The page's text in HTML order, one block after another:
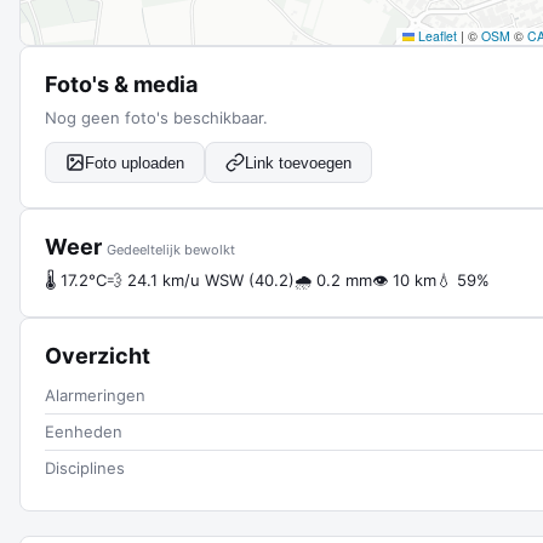
Leaflet | © OSM ©
Foto's & media
Nog geen foto's beschikbaar.
Foto uploaden Link toevoegen
Weer Gedeeltelijk bewolkt
🌡 17.2°C💨 24.1 km/u WSW (40.2)🌧 0.2 mm👁 10 km💧 59%
Overzicht
Alarmeringen
Eenheden
Disciplines